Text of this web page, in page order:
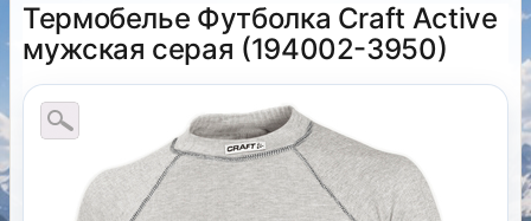
Термобелье Футболка Craft Active
мужская серая (194002-3950)